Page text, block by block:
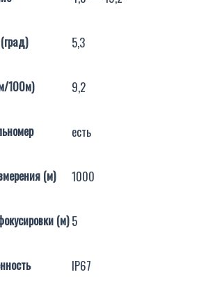
5,3
100м) 9,2
есть
(м) 1000
(м) 5
IP67